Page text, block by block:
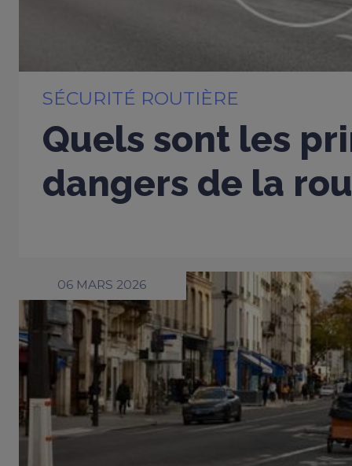
SÉCURITÉ ROUTIÈRE
Quels sont les
dangers de la
06 MARS 2026